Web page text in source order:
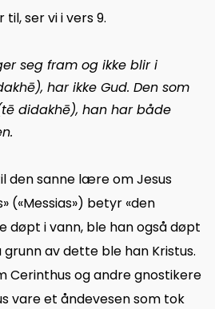
ser vi i vers 9.
seg fram og ikke blir i
), har ikke Gud. Den som
tē didakhē), han har både
den sanne lære om Jesus
(«Messias») betyr «den
døpt i vann, ble han også døpt
av dette ble han Kristus.
Cerinthus og andre gnostikere
vare et åndevesen som tok